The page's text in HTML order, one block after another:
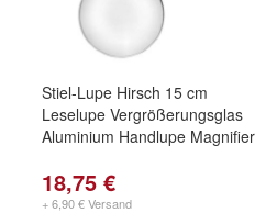
Stiel-Lupe Hirsch 15 cm
Leselupe Vergrößerungsglas
Aluminium Handlupe Magnifier
18,75 €
+ 6,90 € Versand